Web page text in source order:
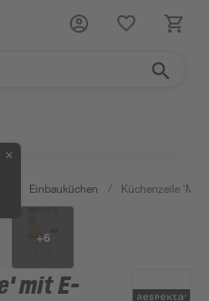
✕
Einbauküchen / Küchenzeile
+6
mit E-